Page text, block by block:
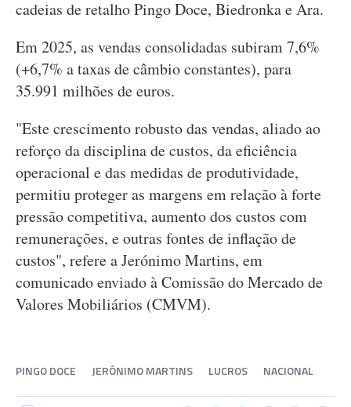
cadeias de retalho Pingo Doce, Biedronka e Ara.
Em 2025, as vendas consolidadas subiram 7,6%
(+6,7% a taxas de câmbio constantes), para
35.991 milhões de euros.
"Este crescimento robusto das vendas, aliado ao
reforço da disciplina de custos, da eficiência
operacional e das medidas de produtividade,
permitiu proteger as margens em relação à forte
pressão competitiva, aumento dos custos com
remunerações, e outras fontes de inflação de
custos", refere a Jerónimo Martins, em
comunicado enviado à Comissão do Mercado de
Valores Mobiliários (CMVM).
PINGO DOCE JERÓNIMO MARTINS LUCROS NACIONAL